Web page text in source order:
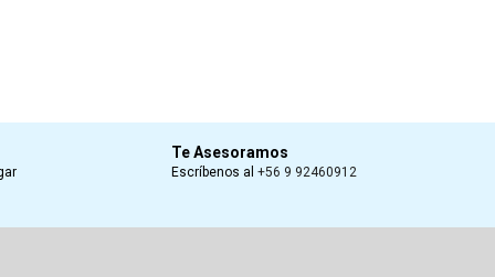
Te Asesoramos
Escríbenos al+56 9 92460912